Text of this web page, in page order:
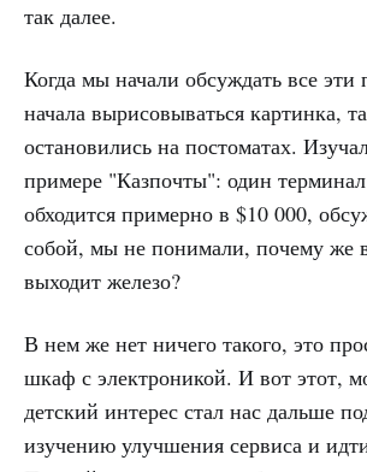
так далее.
Когда мы начали обсуждать все
начала вырисовываться картинка,
остановились на постоматах.
примере "Казпочты": один
обходится примерно в $10 000,
собой, мы не понимали, почему же
выходит железо?
В нем же нет ничего такого, это
шкаф с электроникой. И вот этот,
детский интерес стал нас дальше
изучению улучшения сервиса и